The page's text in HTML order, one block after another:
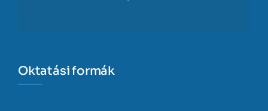
Oktatási formák